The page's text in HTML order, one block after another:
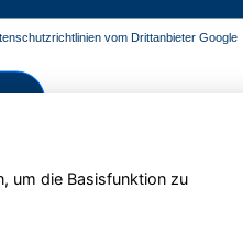
vom Drittanbieter Google
um die Basisfunktion zu